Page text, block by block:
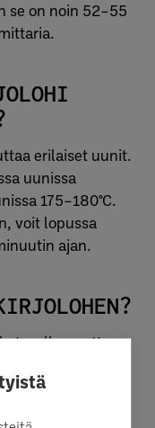
se on noin 52–55
erilaiset uunit.
uunissa
175–180°C.
voit lopussa
ajan.
tavalla, mutta
ja klassinen
ja